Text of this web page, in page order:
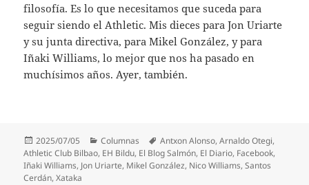
filosofía. Es lo que necesitamos que suceda para
seguir siendo el Athletic. Mis dieces para Jon Uriarte
y su junta directiva, para Mikel González, y para
Iñaki Williams, lo mejor que nos ha pasado en
muchísimos años. Ayer, también.
Publicado
el
2025/07/05 Categorías
Columnas Etiquetas
Antxon Alonso,Arnaldo Otegi,
Athletic Club Bilbao, EH Bildu, El Blog Salmón, El Diario, Facebook,
Iñaki Williams, Jon Uriarte, Mikel González, Nico Williams,Santos
Cerdán,Xataka